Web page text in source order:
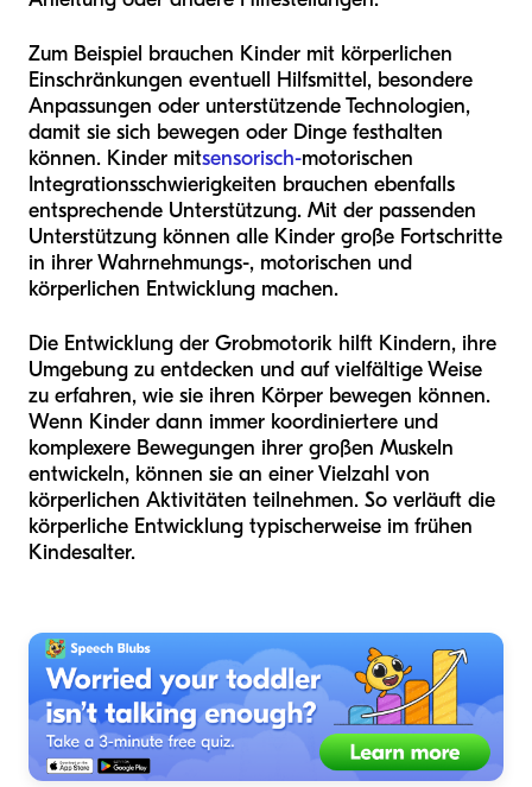
Zum Beispiel brauchen Kinder mit körperlichen
Einschränkungen eventuell Hilfsmittel, besondere
Anpassungen oder unterstützende Technologien,
damit sie sich bewegen oder Dinge festhalten
können. Kinder mitsensorisch-motorischen
Integrationsschwierigkeiten brauchen ebenfalls
entsprechende Unterstützung. Mit der passenden
Unterstützung können alle Kinder große Fortschritte
in ihrer Wahrnehmungs-, motorischen und
körperlichen Entwicklung machen.
Die Entwicklung der Grobmotorik hilft Kindern, ihre
Umgebung zu entdecken und auf vielfältige Weise
zu erfahren, wie sie ihren Körper bewegen können.
Wenn Kinder dann immer koordiniertere und
komplexere Bewegungen ihrer großen Muskeln
entwickeln, können sie an einer Vielzahl von
körperlichen Aktivitäten teilnehmen. So verläuft die
körperliche Entwicklung typischerweise im frühen
Kindesalter.